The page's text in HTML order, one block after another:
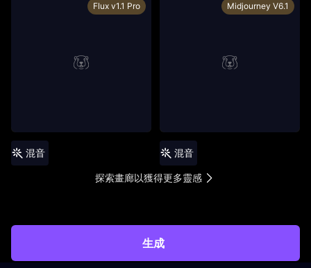
生成
Flux v1.1 Pro
混音
Midjourney V6.1
混音
探索畫廊以獲得更多靈感